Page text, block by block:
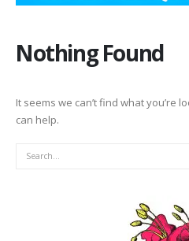
Nothing Found
It seems we can’t find what you’re
can help.